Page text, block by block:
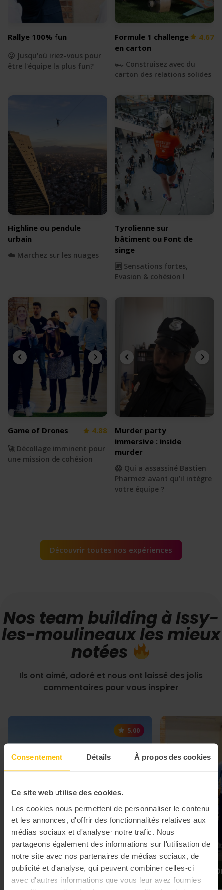
Consentement Détails À propos des cookies
Ce site web utilise des cookies.
Les cookies nous permettent de personnaliser le contenu
et les annonces, d'offrir des fonctionnalités relatives aux
médias sociaux et d'analyser notre trafic. Nous
partageons également des informations sur l'utilisation de
notre site avec nos partenaires de médias sociaux, de
publicité et d'analyse, qui peuvent combiner celles-ci
avec d'autres informations que vous leur avez fournies
Rallye 100% fun
😜 Jusqu'où iriez-vous pour
être l'équipe la plus fun?
Formule 1 challenge
en carton
4.67
🏎 Construisez avec du
carton des relations solides
Highline ou pendule
urbain
☁️ Marchez sur les nuages
Tyrolienne sur
bâtiment ou Pont de
singe
🆙 Sensations fortes,
Evasion & cohésion !
Game of Drones 4.88
🚀 Décollage imminent pour
une mission de cohésion
Murder party
immersive : inside
murder
😱 Qui a assassiné Bastien
Pharmez avant qu’il intègre
votre équipe ?
Découvrir toutes nos expériences
Nos team building à Issy-
les-moulineaux les mieux
notées
Ils ont aimé, adoré et nous ont laissé des jolis
commentaires pour vous inspirer
5.00
Construction de radeaux
en carton & course
Game of